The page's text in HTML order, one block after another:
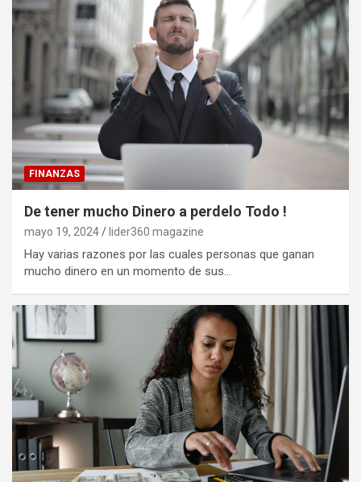
FINANZAS
De tener mucho Dinero a perdelo Todo !
mayo 19, 2024 lider360 magazine
Hay varias razones por las cuales personas que ganan
mucho dinero en un momento de sus…